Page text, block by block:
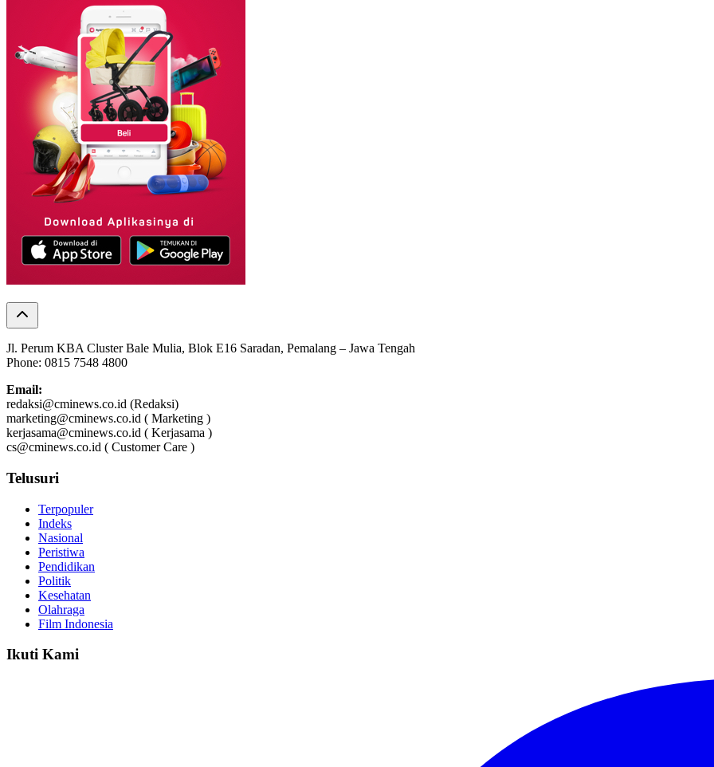
Jl. Perum KBA Cluster Bale Mulia, Blok E16 Saradan, Pemalang – Jawa Tengah
Phone: 0815 7548 4800
Email:
redaksi@cminews.co.id (Redaksi)
marketing@cminews.co.id ( Marketing )
kerjasama@cminews.co.id ( Kerjasama )
cs@cminews.co.id ( Customer Care )
Telusuri
Terpopuler
Indeks
Nasional
Peristiwa
Pendidikan
Politik
Kesehatan
Olahraga
Film Indonesia
Ikuti Kami